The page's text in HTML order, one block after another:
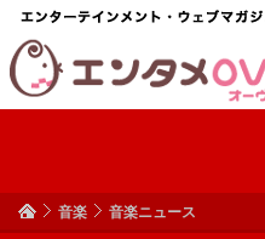
音楽 音楽ニュース